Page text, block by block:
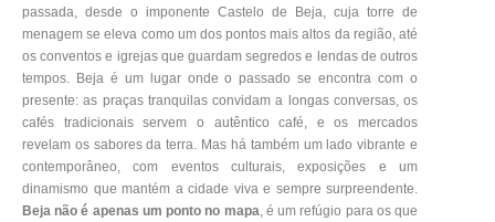
passada, desde o imponente Castelo de Beja, cuja torre de
menagem se eleva como um dos pontos mais altos da região, até
os conventos e igrejas que guardam segredos e lendas de outros
tempos. Beja é um lugar onde o passado se encontra com o
presente: as praças tranquilas convidam a longas conversas, os
cafés tradicionais servem o autêntico café, e os mercados
revelam os sabores da terra. Mas há também um lado vibrante e
contemporâneo, com eventos culturais, exposições e um
dinamismo que mantém a cidade viva e sempre surpreendente.
Beja não é apenas um ponto no mapa, é um refúgio para os que